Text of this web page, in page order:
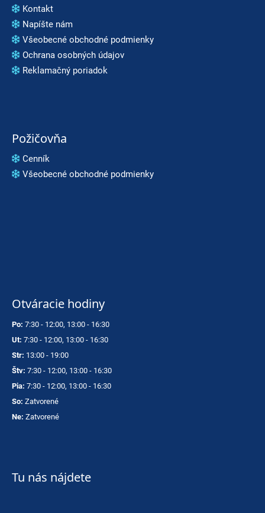
Kontakt
Napíšte nám
Všeobecné obchodné podmienky
Ochrana osobných údajov
Reklamačný poriadok
Požičovňa
Cenník
Všeobecné obchodné podmienky
Otváracie hodiny
Po: 7:30 - 12:00, 13:00 - 16:30
Ut: 7:30 - 12:00, 13:00 - 16:30
Str: 13:00 - 19:00
Štv: 7:30 - 12:00, 13:00 - 16:30
Pia: 7:30 - 12:00, 13:00 - 16:30
So: Zatvorené
Ne: Zatvorené
Tu nás nájdete